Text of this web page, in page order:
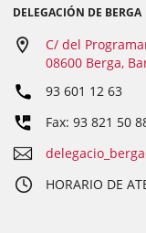
DELEGACIÓN DE BERGA
C/ del
08600 Berga,
93 601 12 63
Fax: 93 821 50
HORARIO DE